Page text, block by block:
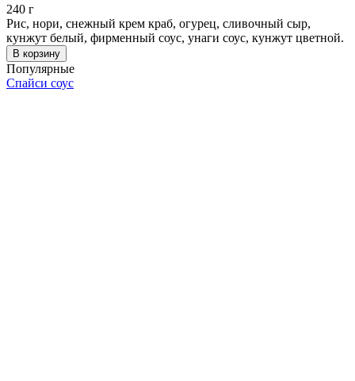
240 г
Рис, нори, снежный крем краб, огурец, сливочный сыр,
кунжут белый, фирменный соус, унаги соус, кунжут цветной.
В корзину
Популярные
Спайси соус